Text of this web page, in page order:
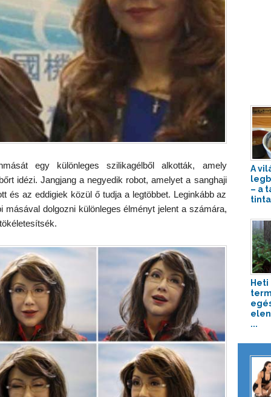
egy különleges szilikagélből alkották, amely
idézi. Jangjang a negyedik robot, amelyet a sanghaji
és az eddigiek közül ő tudja a legtöbbet. Leginkább az
másával dolgozni különleges élményt jelent a számára,
A
– a
Heti
...